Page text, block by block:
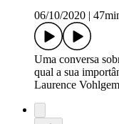
06/10/2020
Uma conversa
qual a sua
Laurence